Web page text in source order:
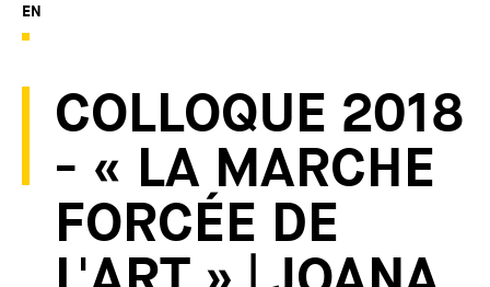
EN
COLLOQUE 2018
- « LA MARCHE
FORCÉE DE